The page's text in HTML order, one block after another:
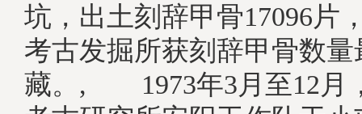
坑，出土刻辞甲骨17096片
考古发掘所获刻辞甲骨数
藏。, 1973年3月至12月